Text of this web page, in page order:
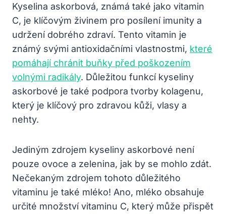
Kyselina askorbová, známá také jako vitamin
C, je klíčovým živinem pro posílení imunity a
udržení dobrého zdraví. Tento vitamin je
známý svými antioxidačními vlastnostmi, které
pomáhají chránit buňky před poškozením
volnými radikály. Důležitou funkcí kyseliny
askorbové je také podpora tvorby kolagenu,
který je klíčový pro zdravou kůži, vlasy a
nehty.
Jediným zdrojem kyseliny askorbové není
pouze ovoce a zelenina, jak by se mohlo zdát.
Nečekaným zdrojem tohoto důležitého
vitaminu je také mléko! Ano, mléko obsahuje
určité množství vitaminu C, který může přispět